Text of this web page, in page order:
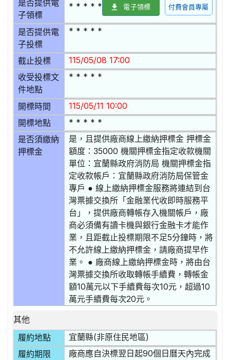
是否提供電
子領標
* * * * * 電子領標 付費會員專屬
是否提供電
子投標
* * * * *
截止投標 115/05/08 17:00
收受投標文
件地點
* * * * *
開標時間 115/05/11 10:00
開標地點 * * * * *
是否須繳納
押標金
是，且提供廠商線上繳納押標金 押標金
額度：35000 機關押標金指定收款機關
單位：宜蘭縣政府消防局 機關押標金指
定收款帳戶：宜蘭縣政府消防局保管金
專戶 ● 線上繳納押標金服務將連結到台
灣票據交換所「金融業代收即時服務平
台」，提供廠商轉帳存入機關帳戶，廠
商必須備有讀卡機與銀行金融卡才能作
業，且距截止投標期限不足5分鐘時，將
不允許線上繳納押標金，請廠商提早作
業。 ● 廠商線上繳納押標金時，將由台
灣票據交換所收取轉帳手續費，轉帳金
額10萬元以下手續費每次10元，超過10
萬元手續費每次20元。
其他
履約地點
宜蘭縣(非原住民地區)
履約期限
廠商應自決標翌日起90個日曆天內完成